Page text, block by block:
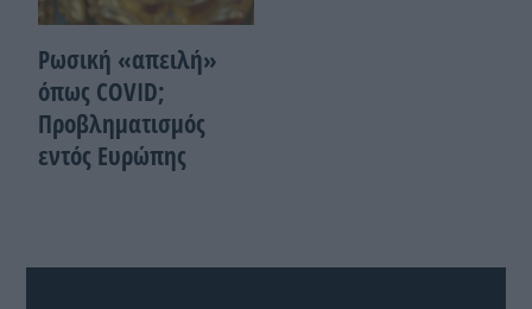
Ρωσική «απειλή»
όπως COVID;
Προβληματισμός
εντός Ευρώπης